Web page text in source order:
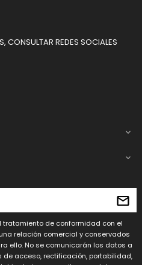
CONSULTAR REDES SOCIALES


tratamiento de conformidad con el
relación comercial y conservados
ello. No se comunicarán los datos a
de acceso, rectificación, portabilidad,